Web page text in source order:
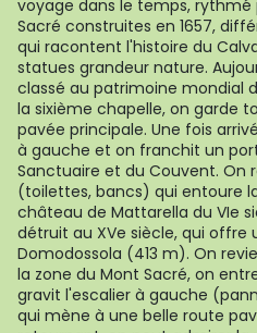
voyage dans le temps, rythmé
Sacré construites en 1657,
qui racontent l'histoire du
statues grandeur nature.
classé au patrimoine mondial
la sixième chapelle, on garde
pavée principale. Une fois
à gauche et on franchit un
Sanctuaire et du Couvent. On
(toilettes, bancs) qui entoure
château de Mattarella du VIe
détruit au XVe siècle, qui offre
Domodossola (413 m). On
la zone du Mont Sacré, on
gravit l'escalier à gauche
qui mène à une belle route